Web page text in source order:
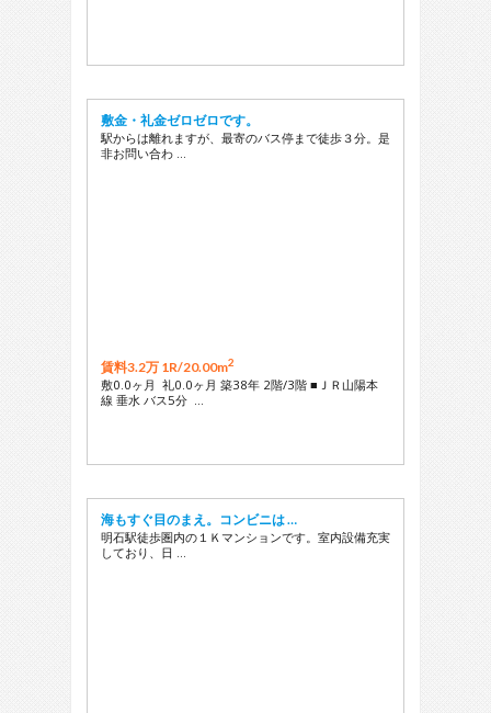
敷金・礼金ゼロゼロです。
駅からは離れますが、最寄のバス停まで徒歩３分。是
非お問い合わ …
賃料3.2万 1R/20.00m2
敷0.0ヶ月 礼0.0ヶ月 築38年 2階/3階 ■ＪＲ山陽本
線 垂水 バス5分 …
海もすぐ目のまえ。コンビニは …
明石駅徒歩圏内の１Ｋマンションです。室内設備充実
しており、日 …